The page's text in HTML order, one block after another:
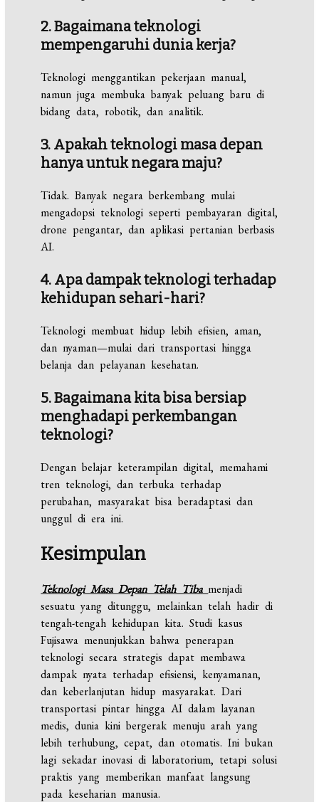
2. Bagaimana teknologi
mempengaruhi dunia kerja?
Teknologi menggantikan pekerjaan manual,
namun juga membuka banyak peluang baru di
bidang data, robotik, dan analitik.
3. Apakah teknologi masa depan
hanya untuk negara maju?
Tidak. Banyak negara berkembang mulai
mengadopsi teknologi seperti pembayaran digital,
drone pengantar, dan aplikasi pertanian berbasis
AI.
4. Apa dampak teknologi terhadap
kehidupan sehari-hari?
Teknologi membuat hidup lebih efisien, aman,
dan nyaman—mulai dari transportasi hingga
belanja dan pelayanan kesehatan.
5. Bagaimana kita bisa bersiap
menghadapi perkembangan
teknologi?
Dengan belajar keterampilan digital, memahami
tren teknologi, dan terbuka terhadap
perubahan, masyarakat bisa beradaptasi dan
unggul di era ini.
Kesimpulan
Teknologi Masa Depan Telah Tiba menjadi
sesuatu yang ditunggu, melainkan telah hadir di
tengah-tengah kehidupan kita. Studi kasus
Fujisawa menunjukkan bahwa penerapan
teknologi secara strategis dapat membawa
dampak nyata terhadap efisiensi, kenyamanan,
dan keberlanjutan hidup masyarakat. Dari
transportasi pintar hingga AI dalam layanan
medis, dunia kini bergerak menuju arah yang
lebih terhubung, cepat, dan otomatis. Ini bukan
lagi sekadar inovasi di laboratorium, tetapi solusi
praktis yang memberikan manfaat langsung
pada keseharian manusia.